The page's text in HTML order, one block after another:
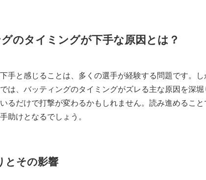
のタイミングが下手な原因とは？
手と感じることは、多くの選手が経験する問題です。
は、バッティングのタイミングがズレる主な原因を深
るだけで打撃が変わるかもしれません。読み進めるこ
助けとなるでしょう。
とその影響